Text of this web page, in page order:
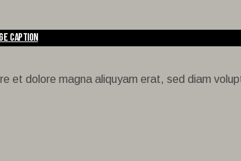
Caption
et dolore magna aliquyam erat, sed diam